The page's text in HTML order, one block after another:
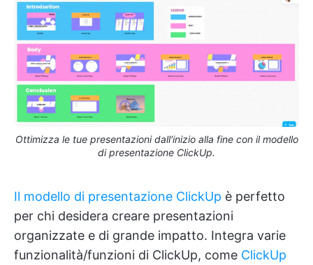
Ottimizza le tue presentazioni dall'inizio alla fine con il modello
di presentazione ClickUp.
Il modello di presentazione ClickUp è perfetto
per chi desidera creare presentazioni
organizzate e di grande impatto. Integra varie
funzionalità/funzioni di ClickUp, come ClickUp